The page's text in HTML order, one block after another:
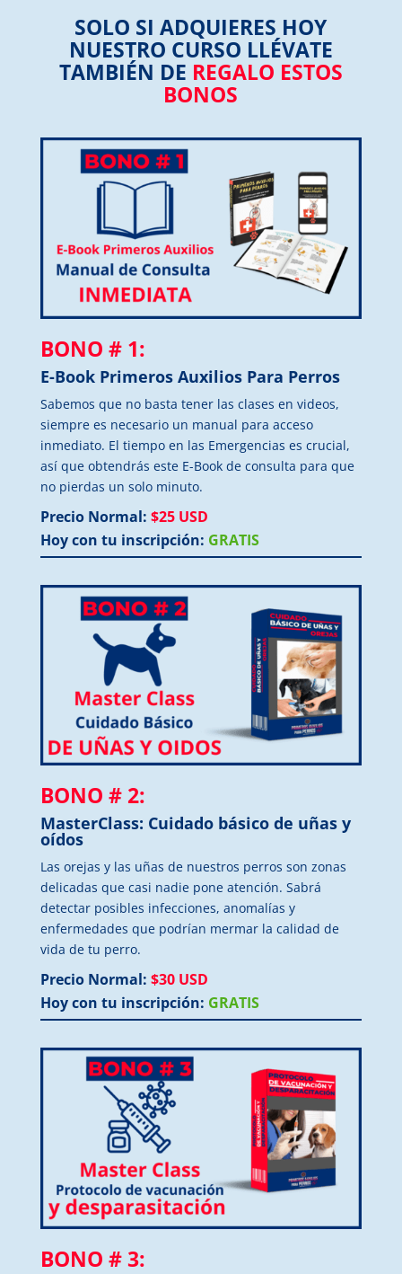
SOLO SI ADQUIERES HOY
NUESTRO CURSO LLÉVATE
TAMBIÉN DE REGALO ESTOS
BONOS
BONO # 1:
E-Book Primeros Auxilios Para Perros
Sabemos que no basta tener las clases en videos,
siempre es necesario un manual para acceso
inmediato. El tiempo en las Emergencias es crucial,
así que obtendrás este E-Book de consulta para que
no pierdas un solo minuto.
Precio Normal: $25 USD
Hoy con tu inscripción: GRATIS
BONO # 2:
MasterClass: Cuidado básico de uñas y
oídos
Las orejas y las uñas de nuestros perros son zonas
delicadas que casi nadie pone atención. Sabrá
detectar posibles infecciones, anomalías y
enfermedades que podrían mermar la calidad de
vida de tu perro.
Precio Normal: $30 USD
Hoy con tu inscripción: GRATIS
BONO # 3: